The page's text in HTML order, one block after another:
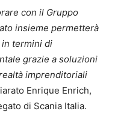
con il Gruppo
insieme permetterà
termini di
grazie a soluzioni
imprenditoriali
Enrique Enrich,
di Scania Italia.